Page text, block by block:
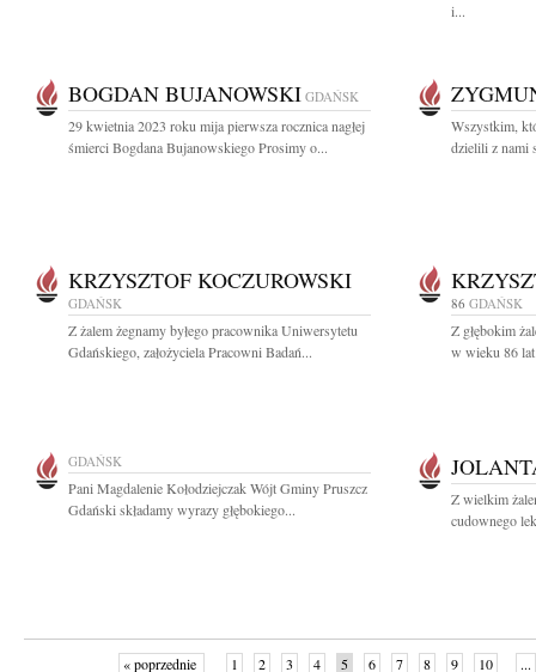
i...
BOGDAN BUJANOWSKI GDAŃSK
29 kwietnia 2023 roku mija pierwsza rocznica nagłej
śmierci Bogdana Bujanowskiego Prosimy o...
Wszystkim,
dzielili z nami
KRZYSZTOF KOCZUROWSKI
GDAŃSK
Z żalem żegnamy byłego pracownika Uniwersytetu
Gdańskiego, założyciela Pracowni Badań...
86 GDAŃSK
Z głębokim
w wieku 86 lat
GDAŃSK
Pani Magdalenie Kołodziejczak Wójt Gminy Pruszcz
Gdański składamy wyrazy głębokiego...
Z wielkim
cudownego
« poprzednie 1 2 3 4 5 6 7 8 9 10 ...